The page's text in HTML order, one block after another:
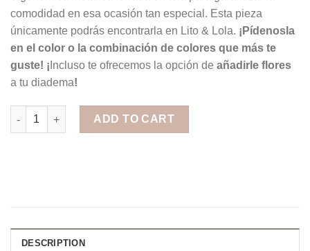
comodidad en esa ocasión tan especial. Esta pieza
únicamente podrás encontrarla en Lito & Lola. ¡Pídenosla
en el color o la combinación de colores que más te
guste! ¡ Incluso te ofrecemos la opción de añadirle flores
a tu diadema!
Diadema de Plumas Rosas quantity
ADD TO CART
DESCRIPTION